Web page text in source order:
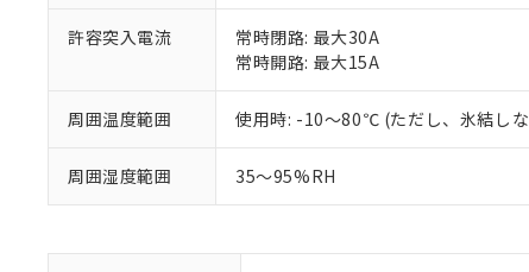
許容突入電流
常時閉路: 最大30A
常時開路: 最大15A
周囲温度範囲 使用時: -10～80℃ (ただし、氷結しな
周囲湿度範囲 35～95%RH
ご利用条
本サービス
当社制御機
対応済み：EU
調査・確認中：
非該当品：ライセ
※1 中国
「×」：最大均質
記
説明